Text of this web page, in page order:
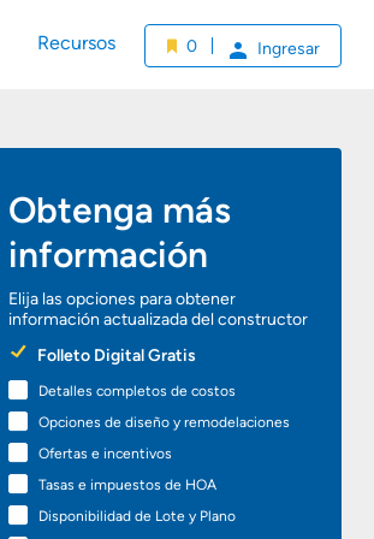
Recursos 0 Ingresar
Obtenga más
información
Elija las opciones para obtener
información actualizada del constructor
Preferred
Options
Folleto Digital Gratis
Detalles completos de costos
Opciones de diseño y remodelaciones
Ofertas e incentivos
Tasas e impuestos de HOA
Disponibilidad de Lote y Plano